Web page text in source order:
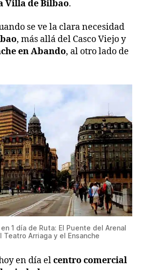
Villa de Bilbao.
se ve la clara necesidad
, más allá del Casco Viejo y
en Abando, al otro lado de
1 día de Ruta: El Puente del Arenal
Teatro Arriaga y el Ensanche
en día elcentro comercial